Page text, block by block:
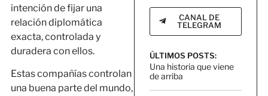
intención de fijar una
relación diplomática
exacta, controlada y
duradera con ellos.
Estas compañías controlan
una buena parte del mundo,
CANAL DE
TELEGRAM
ÚLTIMOS POSTS:
Una historia que viene
de arriba